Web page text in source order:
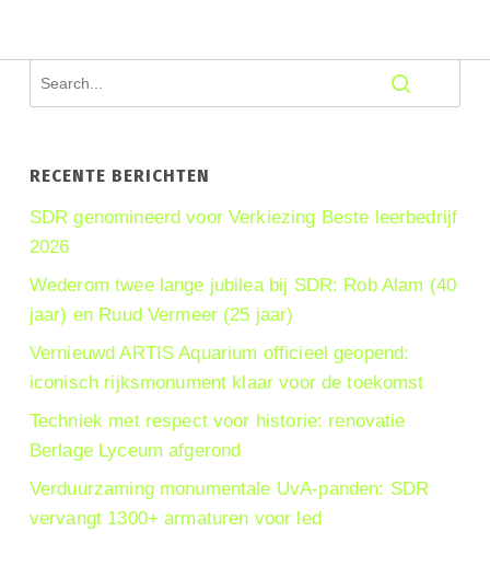
RECENTE BERICHTEN
SDR genomineerd voor Verkiezing Beste leerbedrijf
2026
Wederom twee lange jubilea bij SDR: Rob Alam (40
jaar) en Ruud Vermeer (25 jaar)
Vernieuwd ARTIS Aquarium officieel geopend:
iconisch rijksmonument klaar voor de toekomst
Techniek met respect voor historie: renovatie
Berlage Lyceum afgerond
Verduurzaming monumentale UvA-panden: SDR
vervangt 1300+ armaturen voor led